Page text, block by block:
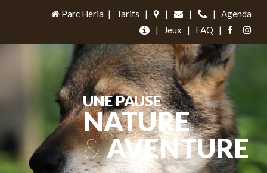
Parc Héria | Tarifs | | | |
Agenda
|
Jeux | FAQ |
UNE PAUSE
NATURE
&AVENTURE